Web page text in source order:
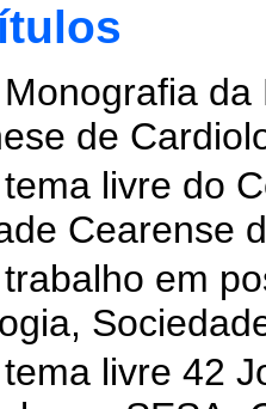
de
livre do
Cearense
em
livre 42